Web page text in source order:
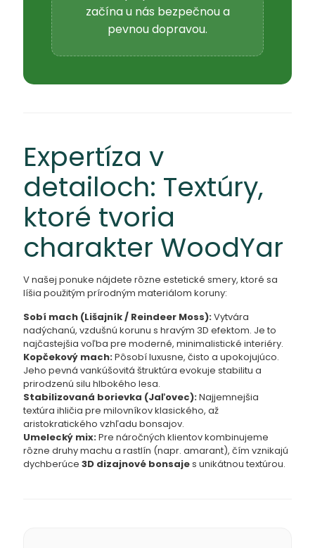
začína u nás bezpečnou a
pevnou dopravou.
Expertíza v
detailoch: Textúry,
ktoré tvoria
charakter WoodYar
V našej ponuke nájdete rôzne estetické smery, ktoré sa
líšia použitým prírodným materiálom koruny:
Sobí mach (Lišajník / Reindeer Moss):Vytvára
nadýchanú, vzdušnú korunu s hravým 3D efektom. Je to
najčastejšia voľba pre moderné, minimalistické interiéry.
Kopčekový mach:Pôsobí luxusne, čisto a upokojujúco.
Jeho pevná vankúšovitá štruktúra evokuje stabilitu a
prirodzenú silu hlbokého lesa.
Stabilizovaná borievka (Jaľovec):Najjemnejšia
textúra ihličia pre milovníkov klasického, až
aristokratického vzhľadu bonsajov.
Umelecký mix:Pre náročných klientov kombinujeme
rôzne druhy machu a rastlín (napr. amarant), čím vznikajú
dychberúce 3D dizajnové bonsajes unikátnou textúrou.